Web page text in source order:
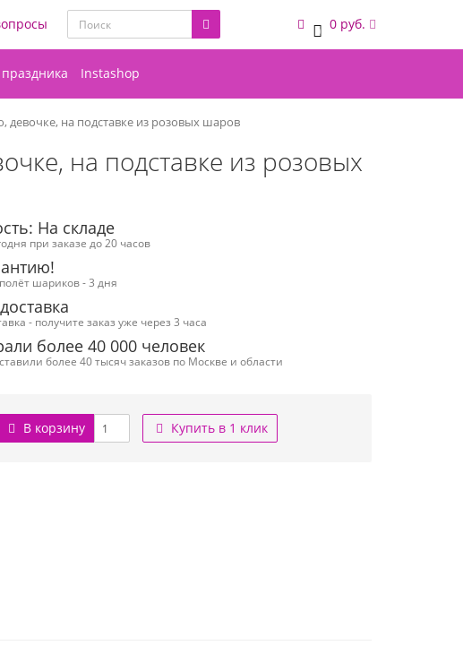
0 0 руб.
Instashop
на подставке из розовых шаров
на подставке из розовых
На складе
при заказе до 20 часов
шариков - 3 дня
- получите заказ уже через 3 часа
более 40 000 человек
более 40 тысяч заказов по Москве и области
В корзину Купить в 1 клик